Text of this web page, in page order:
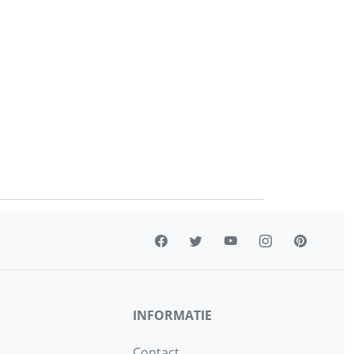
INFORMATIE